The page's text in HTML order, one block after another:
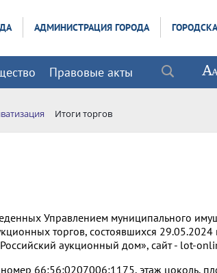
АДМИНИСТРАЦИЯ ГОРОДА
Правовые акты
Итоги торгов
Управлением муниципального
торгов, состоявшихся
аукционный дом», сайт - lot-
66:56:0207006:1175, этаж цоколь,